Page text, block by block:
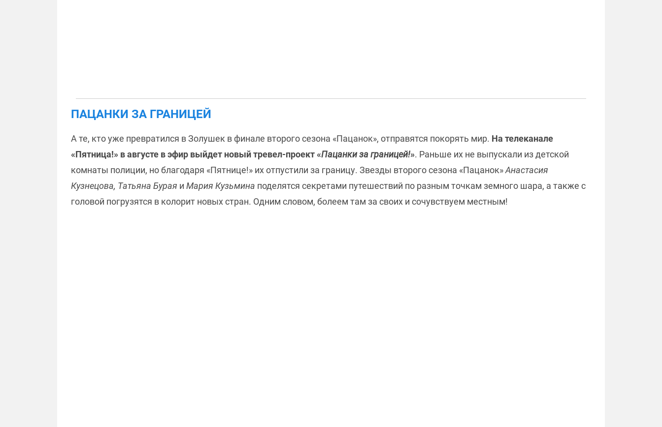
ПАЦАНКИ ЗА ГРАНИЦЕЙ
А те, кто уже превратился в Золушек в финале второго сезона «Пацанок», отправятся покорять мир. На телеканале
«Пятница!» в августе в эфир выйдет новый тревел-проект «Пацанки за границей!». Раньше их не выпускали из детской
комнаты полиции, но благодаря «Пятнице!» их отпустили за границу. Звезды второго сезона «Пацанок»Анастасия
Кузнецова, Татьяна Бурая и Мария Кузьмина поделятся секретами путешествий по разным точкам земного шара, а также с
головой погрузятся в колорит новых стран. Одним словом, болеем там за своих и сочувствуем местным!